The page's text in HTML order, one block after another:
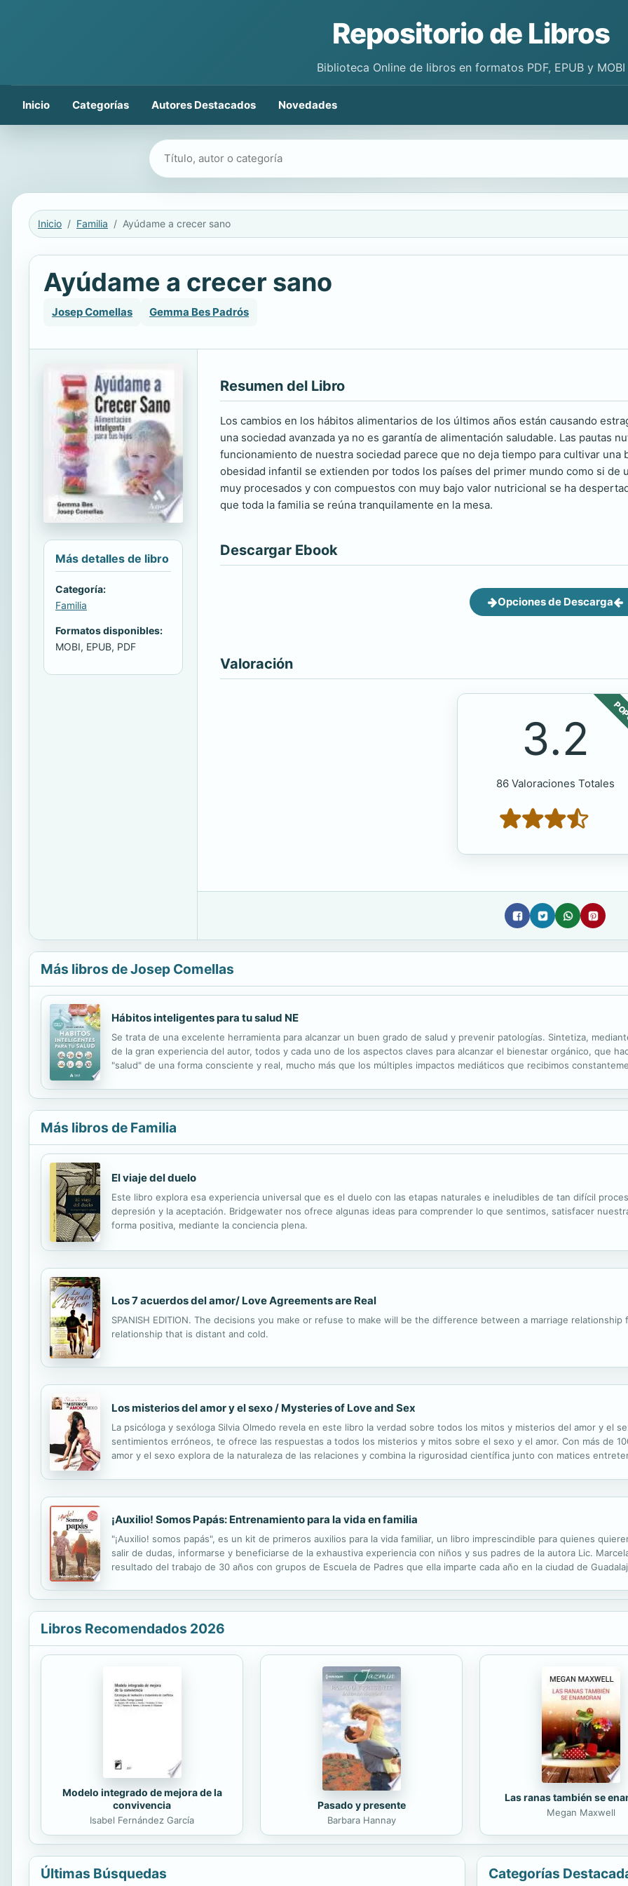
Repositorio de Libros
Biblioteca Online de libros en formatos PDF, EPUB y MOBI
Inicio Categorías Autores Destacados Novedades
Buscar libros
Inicio Familia Ayúdame a crecer sano
Ayúdame a crecer sano
Josep Comellas Gemma Bes Padrós
Más detalles de libro
Categoría:
Familia
Formatos disponibles:
MOBI, EPUB, PDF
Resumen del Libro
Los cambios en los hábitos alimentarios de los últimos años están causando
una sociedad avanzada ya no es garantía de alimentación saludable. Las pautas
funcionamiento de nuestra sociedad parece que no deja tiempo para cultivar
obesidad infantil se extienden por todos los países del primer mundo como si de
muy procesados y con compuestos con muy bajo valor nutricional se ha
que toda la familia se reúna tranquilamente en la mesa.
Descargar Ebook
Opciones de Descarga
Valoración
3.2
86 Valoraciones Totales
Más libros de Josep Comellas
Hábitos inteligentes para tu salud NE
Se trata de una excelente herramienta para alcanzar un buen grado de salud y prevenir patologías. Sintetiza,
de la gran experiencia del autor, todos y cada uno de los aspectos claves para alcanzar el bienestar orgánico, que
"salud" de una forma consciente y real, mucho más que los múltiples impactos mediáticos que recibimos
Más libros de Familia
El viaje del duelo
Este libro explora esa experiencia universal que es el duelo con las etapas naturales e ineludibles de tan difícil
depresión y la aceptación. Bridgewater nos ofrece algunas ideas para comprender lo que sentimos, satisfacer
forma positiva, mediante la conciencia plena.
Los 7 acuerdos del amor/ Love Agreements are Real
SPANISH EDITION. The decisions you make or refuse to make will be the difference between a marriage
relationship that is distant and cold.
Los misterios del amor y el sexo / Mysteries of Love and Sex
La psicóloga y sexóloga Silvia Olmedo revela en este libro la verdad sobre todos los mitos y misterios del amor y el
sentimientos erróneos, te ofrece las respuestas a todos los misterios y mitos sobre el sexo y el amor. Con más de
amor y el sexo explora de la naturaleza de las relaciones y combina la rigurosidad científica junto con matices
¡Auxilio! Somos Papás: Entrenamiento para la vida en familia
"¡Auxilio! somos papás", es un kit de primeros auxilios para la vida familiar, un libro imprescindible para quienes
salir de dudas, informarse y beneficiarse de la exhaustiva experiencia con niños y sus padres de la autora Lic.
resultado del trabajo de 30 años con grupos de Escuela de Padres que ella imparte cada año en la ciudad de
Libros Recomendados 2026
Modelo integrado de mejora de la
convivencia
Isabel Fernández García
Pasado y presente
Barbara Hannay
Las ranas también se
Megan Maxwell
Últimas Búsquedas Categorías